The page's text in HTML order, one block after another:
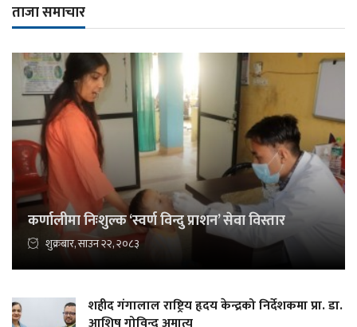
ताजा समाचार
कर्णालीमा निःशुल्क ‘स्वर्ण विन्दु प्राशन’ सेवा विस्तार
शुक्रबार, साउन २२, २०८३
शहीद गंगालाल राष्ट्रिय हृदय केन्द्रको निर्देशकमा प्रा. डा.